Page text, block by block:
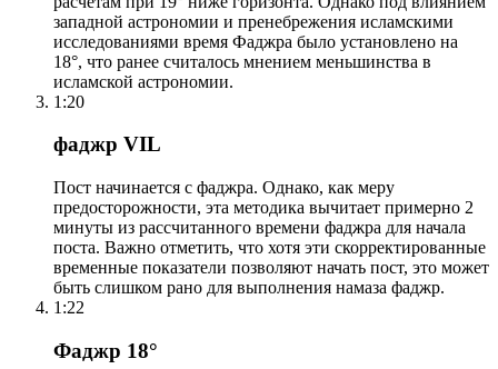
западной астрономии и пренебрежения исламскими
исследованиями время Фаджра было установлено на
18°, что ранее считалось мнением меньшинства в
исламской астрономии.
1:20
фаджр VIL
Пост начинается с фаджра. Однако, как меру
предосторожности, эта методика вычитает примерно 2
минуты из рассчитанного времени фаджра для начала
поста. Важно отметить, что хотя эти скорректированные
временные показатели позволяют начать пост, это может
быть слишком рано для выполнения намаза фаджр.
1:22
Фаджр 18°